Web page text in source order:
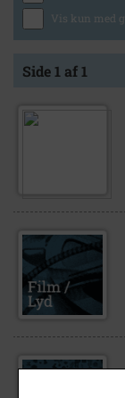
Vis kun med
Side 1 af 1